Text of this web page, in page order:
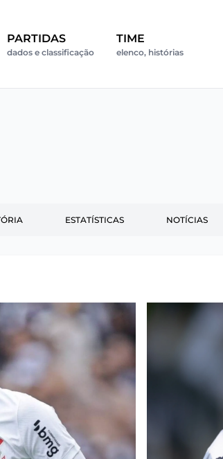
PARTIDAS
dados e classificação
TIME
elenco, histórias
ESTATÍSTICAS NOTÍCIAS